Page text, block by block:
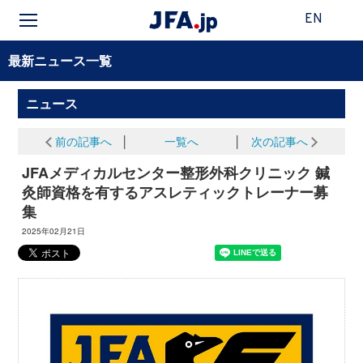
EN
最新ニュース一覧
ニュース
前の記事へ 一覧へ 次の記事へ
JFAメディカルセンター整形外科クリニック 鍼
灸師資格を有するアスレティックトレーナー募
集
2025年02月21日